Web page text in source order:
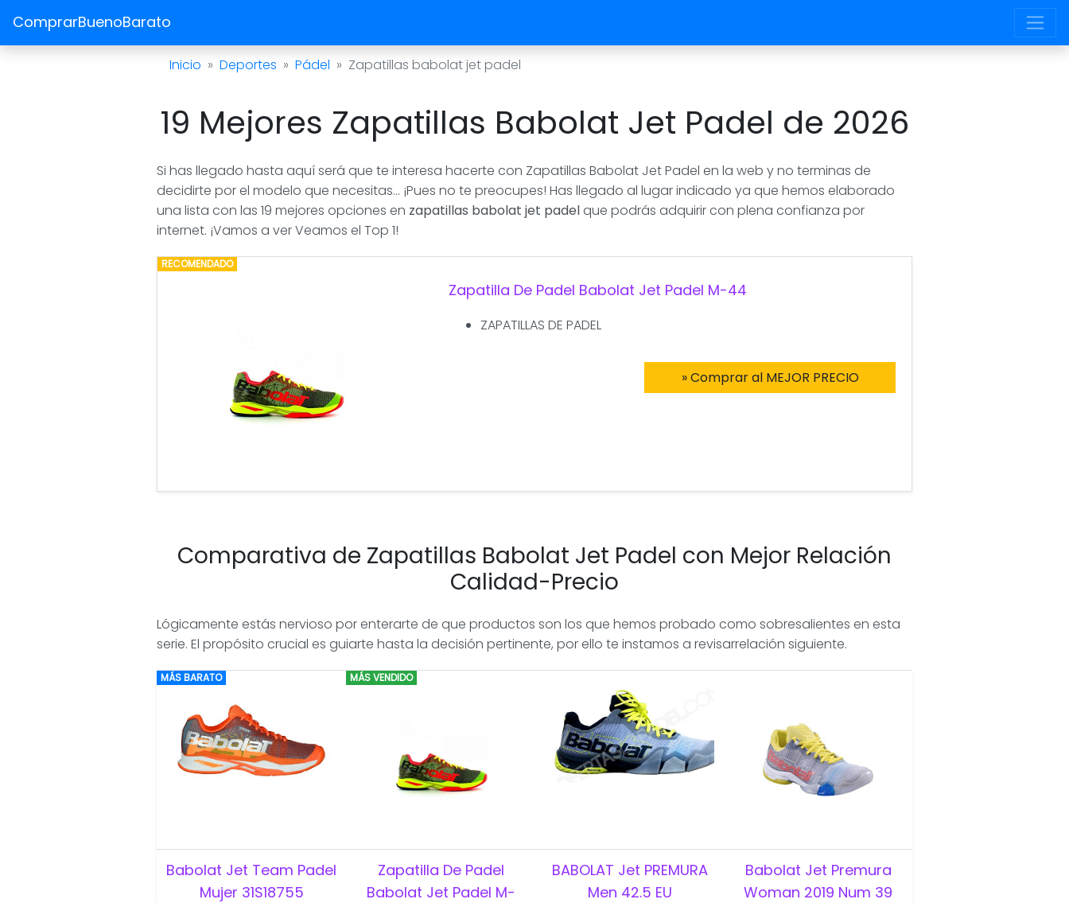
ComprarBuenoBarato
Inicio Deportes Pádel Zapatillas babolat jet padel
19 Mejores Zapatillas Babolat Jet Padel de 2026
Si has llegado hasta aquí será que te interesa hacerte con Zapatillas Babolat Jet Padel en la web y no terminas de
decidirte por el modelo que necesitas... ¡Pues no te preocupes! Has llegado al lugar indicado ya que hemos elaborado
una lista con las 19 mejores opciones en zapatillas babolat jet padelque podrás adquirir con plena confianza por
internet. ¡Vamos a ver Veamos el Top 1!
RECOMENDADO
Zapatilla De Padel Babolat Jet Padel M-44
ZAPATILLAS DE PADEL
» Comprar al MEJOR PRECIO
Comparativa de Zapatillas Babolat Jet Padel con Mejor Relación
Calidad-Precio
Lógicamente estás nervioso por enterarte de que productos son los que hemos probado como sobresalientes en esta
serie. El propósito crucial es guiarte hasta la decisión pertinente, por ello te instamos a revisarrelación siguiente.
MÁS BARATO MÁS VENDIDO
Babolat Jet Team Padel
Mujer 31S18755
Zapatilla De Padel
Babolat Jet Padel M-
BABOLAT Jet PREMURA
Men 42.5 EU
Babolat Jet Premura
Woman 2019 Num 39